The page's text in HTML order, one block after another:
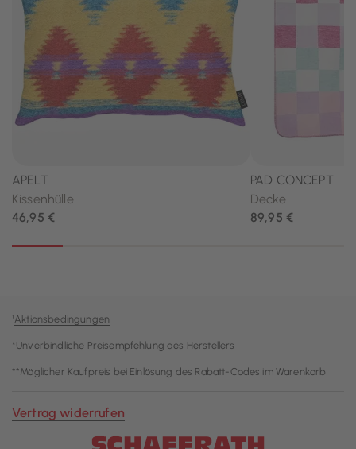
¹Aktionsbedingungen
*Unverbindliche Preisempfehlung des Herstellers
**Möglicher Kaufpreis bei Einlösung des Rabatt-Codes im Warenkorb
Vertrag widerrufen